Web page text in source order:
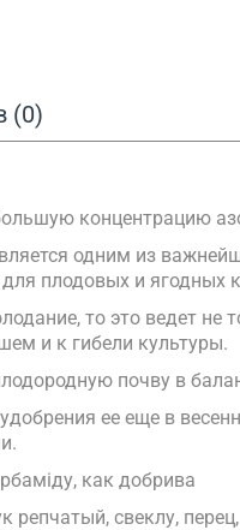
(0)
концентрацию
одним из
плодовых и ягодных
то это ведет
и к гибели культуры.
почву в
ее еще в
как добрива
репчатый, свеклу,